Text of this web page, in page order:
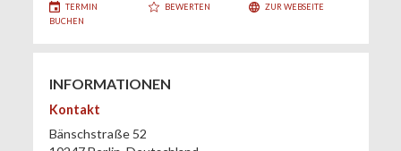
TERMIN
BUCHEN
BEWERTEN ZUR WEBSEITE
INFORMATIONEN
Kontakt
Bänschstraße 52